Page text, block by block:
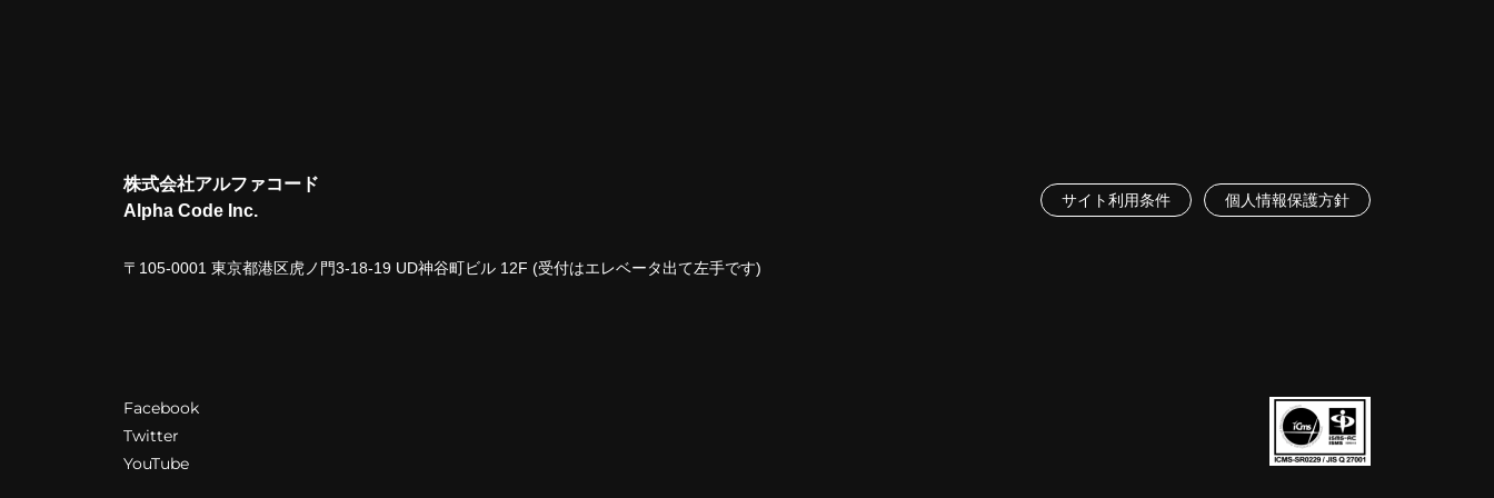
株式会社アルファコード
Alpha Code Inc.
〒105-0001 東京都港区虎ノ門3-18-19 UD神谷町ビル 12F (受付はエレベータ出て左手です)
サイト利用条件 個人情報保護方針
Facebook
Twitter
YouTube